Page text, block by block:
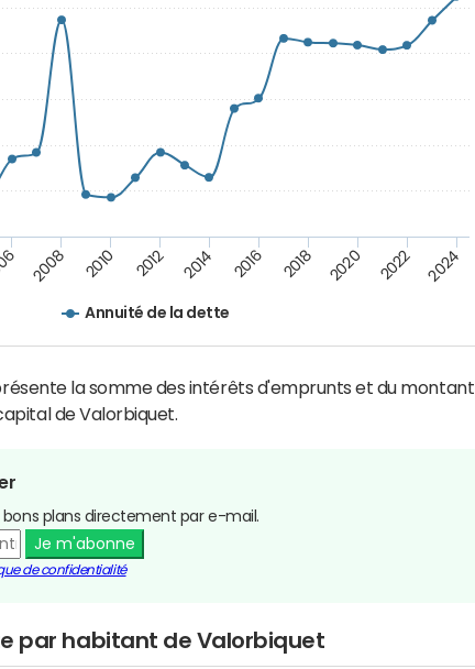
Annuité de la dette
2008 2010 2012 2014 2016 2018 2020 2022 2024
la somme des intérêts d'emprunts et du montant
de Valorbiquet.
bons plans directement par e-mail.
Je m'abonne
de confidentialité
par habitant de Valorbiquet